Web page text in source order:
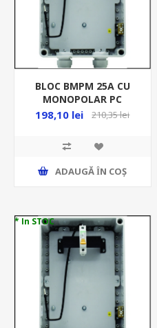
BLOC BMPM 25A CU
MONOPOLAR PC
PF0019-00034
198,10 lei 210,35 lei
ADAUGĂ ȊN COŞ
* In STOC